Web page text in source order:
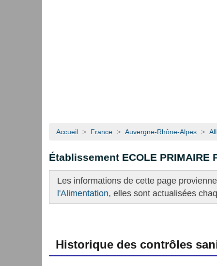
Accueil > France > Auvergne-Rhône-Alpes >
Établissement ECOLE PRIMAIRE
Les informations de cette page
l'Alimentation, elles sont actualisées
Historique des contrôles